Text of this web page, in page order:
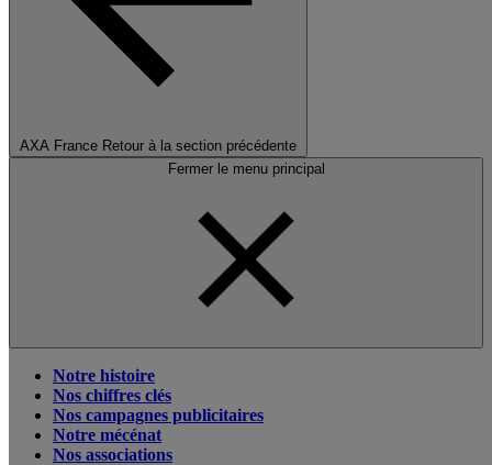
AXA France Retour à la section précédente
Fermer le menu principal
Notre histoire
Nos chiffres clés
Nos campagnes publicitaires
Notre mécénat
Nos associations